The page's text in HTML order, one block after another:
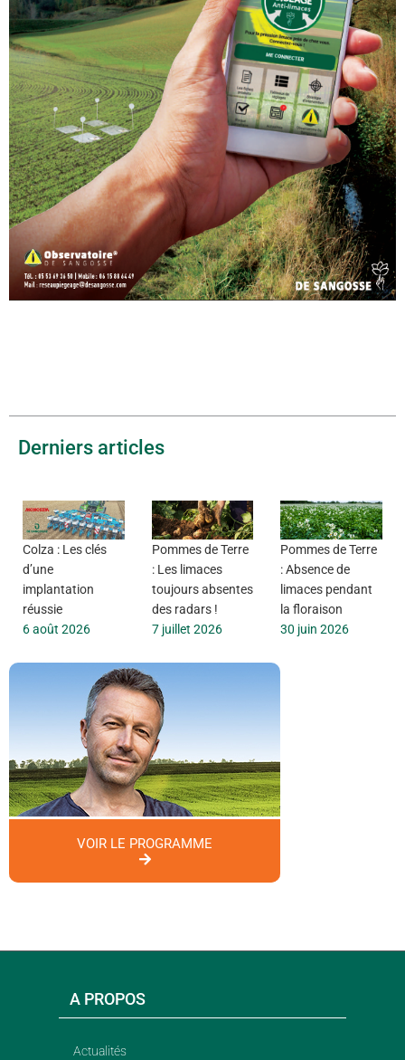
Derniers articles
Colza : Les clés
d’une
implantation
réussie
6 août 2026
Pommes de Terre
: Les limaces
toujours absentes
des radars !
7 juillet 2026
Pommes de Terre
: Absence de
limaces pendant
la floraison
30 juin 2026
VOIR LE PROGRAMME
A PROPOS
Actualités